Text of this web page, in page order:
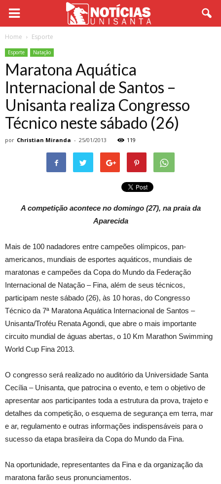
Home Esporte
Esporte Natação
Maratona Aquática
Internacional de Santos –
Unisanta realiza Congresso
Técnico neste sábado (26)
por Christian Miranda - 25/01/2013 119
A competição acontece no domingo (27), na praia da
Aparecida
Mais de 100 nadadores entre campeões olímpicos, pan-
americanos, mundiais de esportes aquáticos, mundiais de
maratonas e campeões da Copa do Mundo da Federação
Internacional de Natação – Fina, além de seus técnicos,
participam neste sábado (26), às 10 horas, do Congresso
Técnico da 7ª Maratona Aquática Internacional de Santos –
Unisanta/Troféu Renata Agondi, que abre o mais importante
circuito mundial de águas abertas, o 10 Km Marathon Swimming
World Cup Fina 2013.
O congresso será realizado no auditório da Universidade Santa
Cecília – Unisanta, que patrocina o evento, e tem o objetivo de
apresentar aos participantes toda a estrutura da prova, trajeto e
detalhes da competição, o esquema de segurança em terra, mar
e ar, regulamento e outras informações indispensáveis para o
sucesso da etapa brasileira da Copa do Mundo da Fina.
Na oportunidade, representantes da Fina e da organização da
maratona farão seus pronunciamentos.